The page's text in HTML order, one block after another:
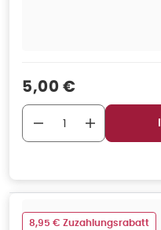
Verkaufspreis
5,00 €
8,95 € Zuzahlungsrabatt